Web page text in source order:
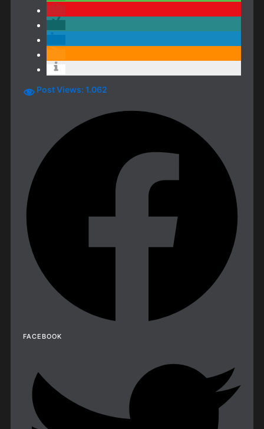
Post Views: 1.062
FACEBOOK